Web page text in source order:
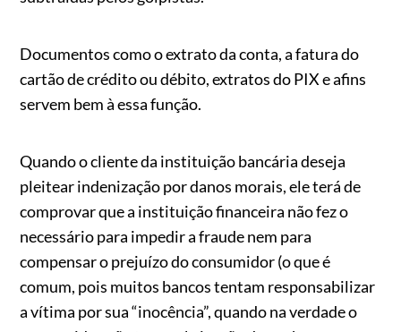
Documentos como o extrato da conta, a fatura do
cartão de crédito ou débito, extratos do PIX e afins
servem bem à essa função.
Quando o cliente da instituição bancária deseja
pleitear indenização por danos morais, ele terá de
comprovar que a instituição financeira não fez o
necessário para impedir a fraude nem para
compensar o prejuízo do consumidor (o que é
comum, pois muitos bancos tentam responsabilizar
a vítima por sua “inocência”, quando na verdade o